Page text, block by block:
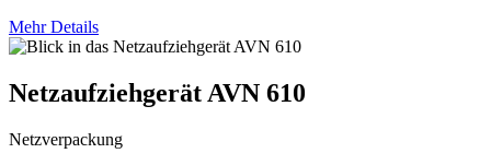
Mehr Details
Netzaufziehgerät AVN 610
Netzverpackung